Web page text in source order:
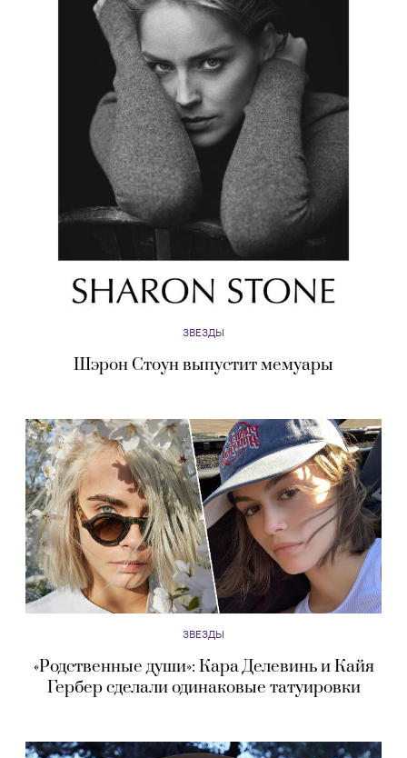
ЗВЕЗДЫ
Шэрон Стоун выпустит мемуары
ЗВЕЗДЫ
«Родственные души»: Кара Делевинь и Кайя
Гербер сделали одинаковые татуировки